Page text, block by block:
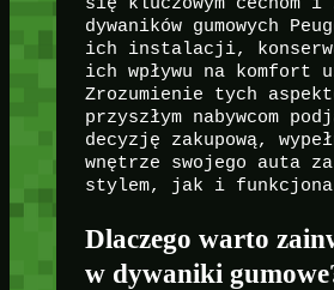
się kluczowym cechom i
dywaników gumowych
ich instalacji,
ich wpływu na komfort
Zrozumienie tych
przyszłym nabywcom
decyzję zakupową,
wnętrze swojego auta
stylem, jak i
Dlaczego warto
w dywaniki